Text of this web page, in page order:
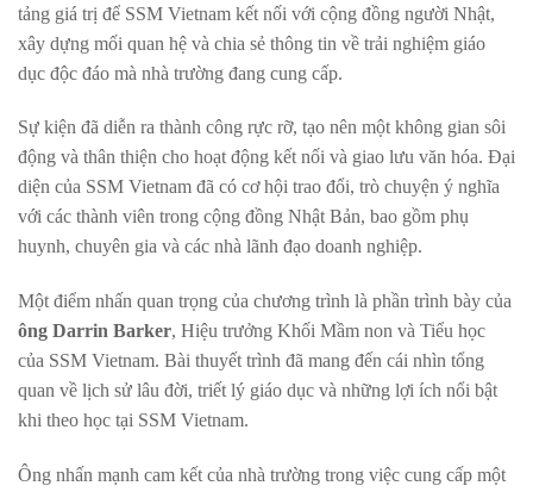
tảng giá trị để SSM Vietnam kết nối với cộng đồng người Nhật,
xây dựng mối quan hệ và chia sẻ thông tin về trải nghiệm giáo
dục độc đáo mà nhà trường đang cung cấp.
Sự kiện đã diễn ra thành công rực rỡ, tạo nên một không gian sôi
động và thân thiện cho hoạt động kết nối và giao lưu văn hóa. Đại
diện của SSM Vietnam đã có cơ hội trao đổi, trò chuyện ý nghĩa
với các thành viên trong cộng đồng Nhật Bản, bao gồm phụ
huynh, chuyên gia và các nhà lãnh đạo doanh nghiệp.
Một điểm nhấn quan trọng của chương trình là phần trình bày của
ông Darrin Barker, Hiệu trưởng Khối Mầm non và Tiểu học
của SSM Vietnam. Bài thuyết trình đã mang đến cái nhìn tổng
quan về lịch sử lâu đời, triết lý giáo dục và những lợi ích nổi bật
khi theo học tại SSM Vietnam.
Ông nhấn mạnh cam kết của nhà trường trong việc cung cấp một